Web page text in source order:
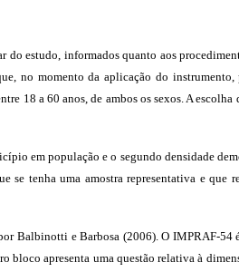
estudo, informados quanto aos
no momento da aplicação do
18 a 60 anos, de ambos os sexos. A
em população e o segundo densidade
tenha uma amostra representativa e que
Balbinotti e Barbosa (2006). O IMPRAF-
apresenta uma questão relativa à